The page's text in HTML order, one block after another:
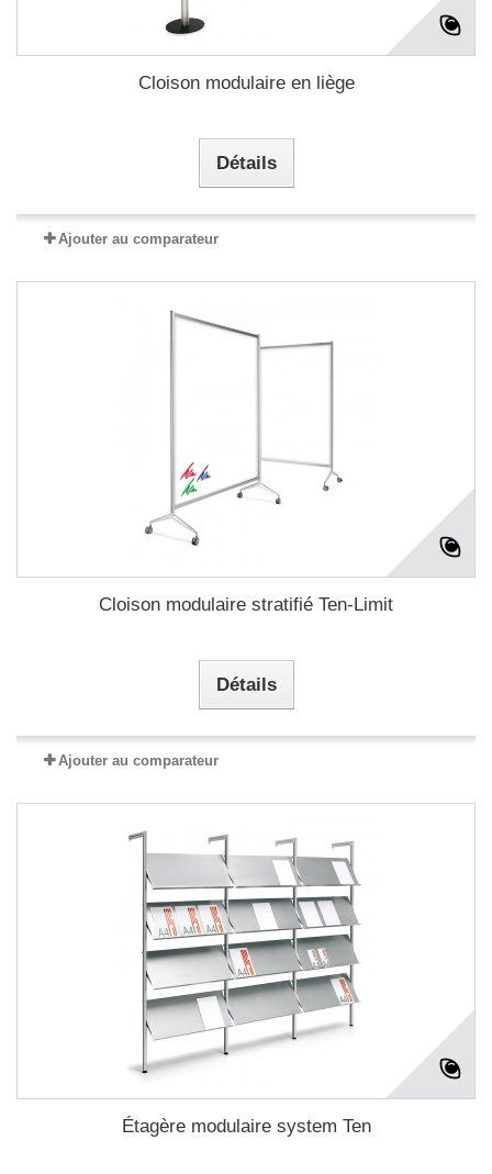
Cloison modulaire en liège
Détails
Ajouter au comparateur
Cloison modulaire stratifié Ten-Limit
Détails
Ajouter au comparateur
Étagère modulaire system Ten